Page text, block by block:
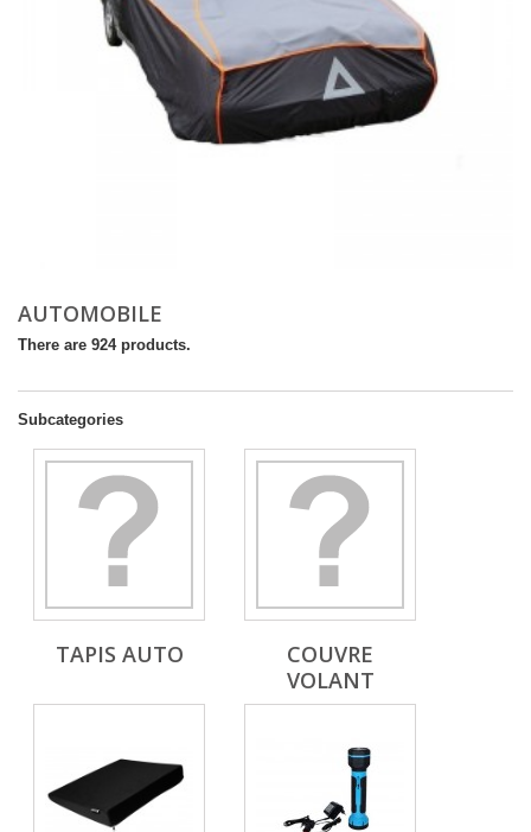
AUTOMOBILE
There are 924 products.
Subcategories
TAPIS AUTO
COUVRE
VOLANT